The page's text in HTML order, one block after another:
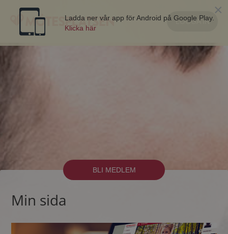
LOGGA IN
BLI MEDLEM
×
Ladda ner vår app för Android på Google Play.
Klicka här
Min sida